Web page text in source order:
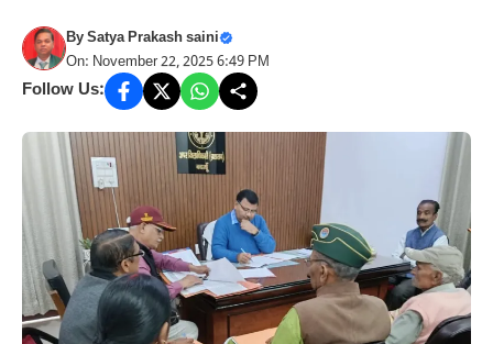
BySatya Prakash saini
On: November 22, 2025 6:49 PM
Follow Us: